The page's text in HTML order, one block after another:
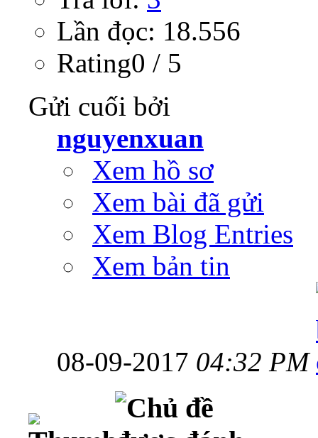
Lần đọc: 18.556
Rating0 / 5
Gửi cuối bởi
nguyenxuan
Xem hồ sơ
Xem bài đã gửi
Xem Blog Entries
Xem bản tin
08-09-2017 04:32 PM